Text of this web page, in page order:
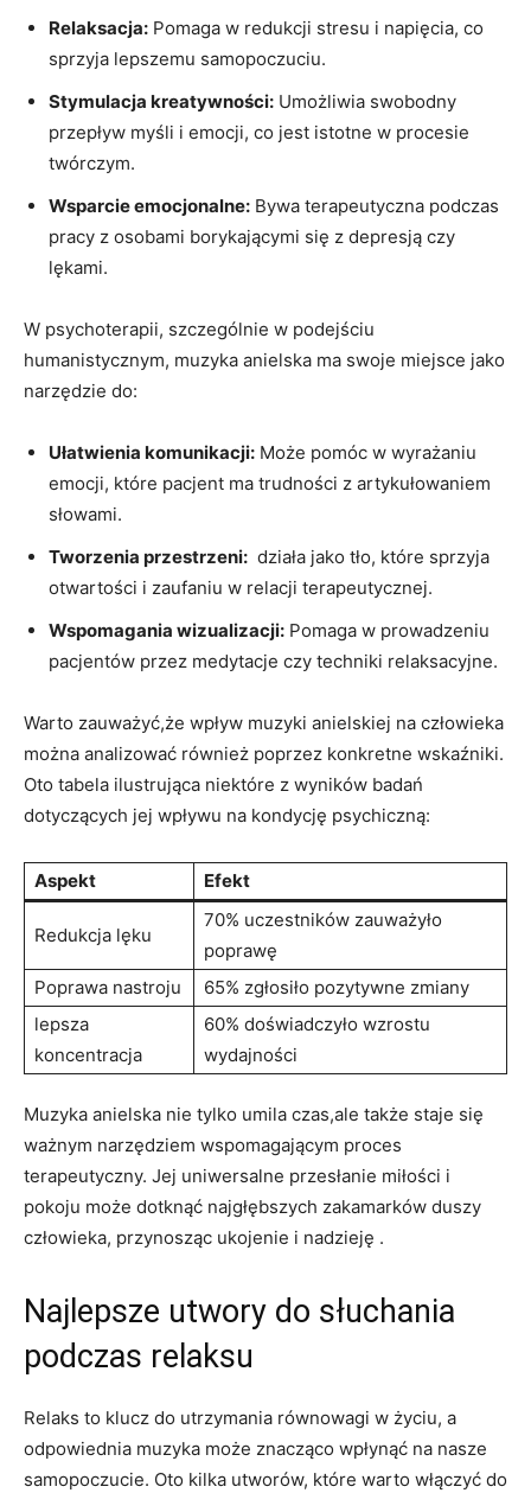
Relaksacja: Pomaga w ​redukcji stresu i ​napięcia, co
sprzyja lepszemu samopoczuciu.
Stymulacja kreatywności: Umożliwia swobodny
przepływ myśli ⁤i ‌emocji, co jest istotne w procesie
twórczym.
Wsparcie emocjonalne: Bywa terapeutyczna podczas ​
pracy z‌ osobami ‌borykającymi‌ się z depresją czy
lękami.
W psychoterapii, szczególnie w podejściu⁤
humanistycznym, muzyka anielska ⁣ma ‌swoje miejsce ⁣jako
narzędzie‍ do: ‌
Ułatwienia komunikacji: Może ⁢pomóc w wyrażaniu
emocji,​ które pacjent ma trudności z artykułowaniem
słowami.
Tworzenia przestrzeni: ​ działa jako tło,⁣ które sprzyja
⁤otwartości⁤ i zaufaniu​ w relacji terapeutycznej.
Wspomagania wizualizacji: ​Pomaga w prowadzeniu
pacjentów‌ przez​ medytacje czy techniki relaksacyjne.
Warto zauważyć,że wpływ muzyki ​anielskiej na człowieka
można analizować również poprzez konkretne wskaźniki.
Oto tabela ilustrująca niektóre z wyników‌ badań‌
dotyczących ⁤jej wpływu na kondycję psychiczną:
Aspekt Efekt
Redukcja‌ lęku
70% ⁢uczestników⁣ zauważyło
poprawę
Poprawa nastroju
65% zgłosiło pozytywne zmiany
lepsza⁤
koncentracja
60% doświadczyło ‌wzrostu
wydajności
Muzyka anielska nie​ tylko umila czas,ale także ⁢staje się
ważnym narzędziem ⁢wspomagającym proces
terapeutyczny. Jej uniwersalne‍ przesłanie miłości⁢ i
pokoju⁢ może ⁣dotknąć najgłębszych zakamarków duszy
‌człowieka, przynosząc‍ ukojenie i​ nadzieję ⁤.
Najlepsze utwory do⁢ słuchania
podczas relaksu
Relaks to klucz do utrzymania‌ równowagi w⁢ życiu, a​
odpowiednia muzyka może ⁤znacząco ‍wpłynąć na nasze‍
samopoczucie. Oto kilka utworów, które‍ warto ⁤włączyć ​do